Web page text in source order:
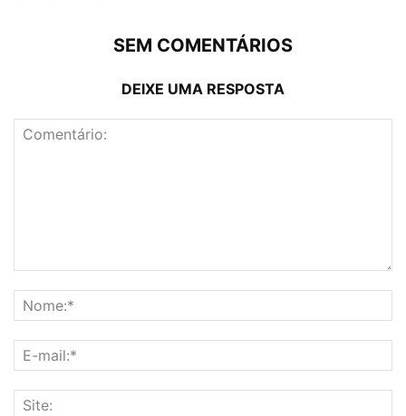
SEM COMENTÁRIOS
DEIXE UMA RESPOSTA